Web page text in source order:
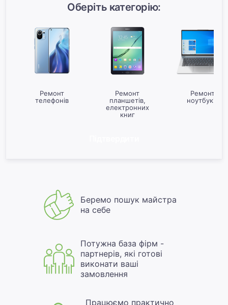
Оберіть категорію:
Ремонт
телефонів
Ремонт
планшетів,
електронних
книг
Ремонт
ноутбуків
Беремо пошук майстра
на себе
Потужна база фірм -
партнерів, які готові
виконати ваші
замовлення
Працюємо практично